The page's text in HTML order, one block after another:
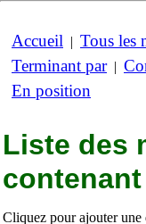
Accueil | Tous les
Terminant par|
En position
Liste des
contenant
Cliquez pour ajouter une